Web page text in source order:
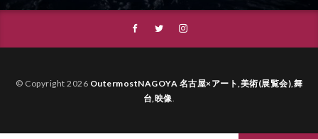
© Copyright 2026 OutermostNAGOYA 名古屋×アート,美術(展覧会),舞
台,映像.